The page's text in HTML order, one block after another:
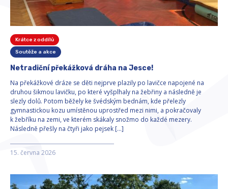
Krátce z oddílů
Soutěže a akce
Netradiční překážková dráha na Jesce!
Na překážkové dráze se děti nejprve plazily po lavičce napojené na
druhou šikmou lavičku, po které vyšplhaly na žebřiny a následně je
slezly dolů. Potom běžely ke švédským bednám, kde přelezly
gymnastickou kozu umístěnou uprostřed mezi nimi, a pokračovaly
k žebříku na zemi, ve kterém skákaly snožmo do každé mezery.
Následně přešly na čtyři jako pejsek […]
15. června 2026